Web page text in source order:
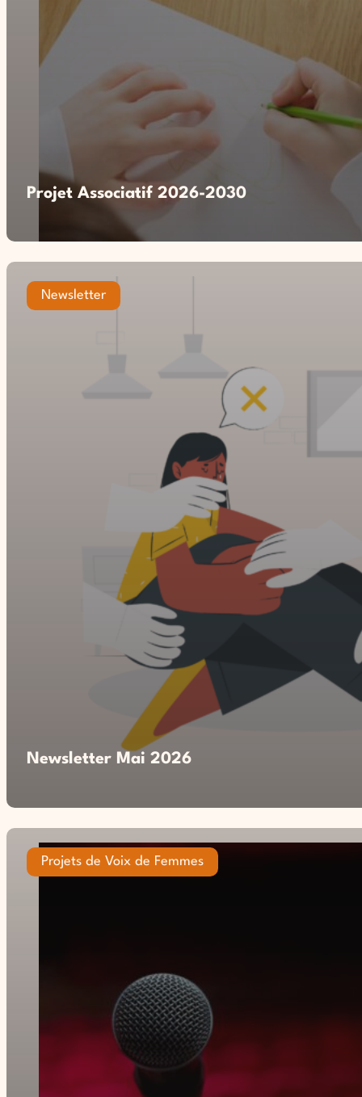
Projet Associatif 2026-2030
Newsletter
Newsletter Mai 2026
Projets de Voix de Femmes